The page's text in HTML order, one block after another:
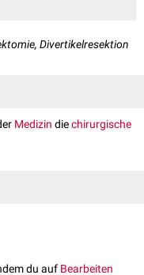
Divertikelresektion
Medizin diechirurgische
du auf Bearbeiten